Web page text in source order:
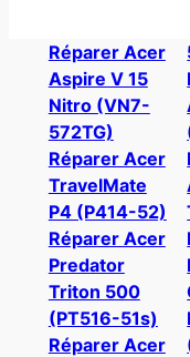
Réparer Acer
Aspire V 15
Nitro (VN7-
572TG)
Réparer Acer
TravelMate
P4 (P414-52)
Réparer Acer
Predator
Triton 500
(PT516-51s)
Réparer Acer